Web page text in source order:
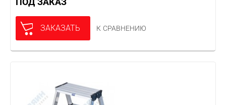
ПОД ЗАКАЗ
ЗАКАЗАТЬ К СРАВНЕНИЮ